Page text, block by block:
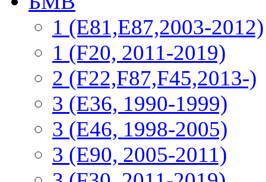
1 (E81,E87,2003-2012)
1 (F20, 2011-2019)
2 (F22,F87,F45,2013-)
3 (Е36, 1990-1999)
3 (E46, 1998-2005)
3 (E90, 2005-2011)